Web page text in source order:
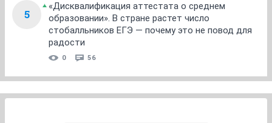
5
«Дисквалификация аттестата о среднем
образовании». В стране растет число
стобалльников ЕГЭ — почему это не повод для
радости
0 56